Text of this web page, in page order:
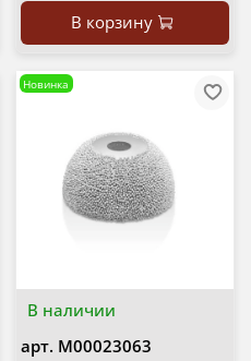
В корзину
В наличии
Новинка
арт. М00023063